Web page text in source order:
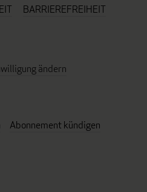
BARRIEREFREIHEIT
ändern
Abonnement kündigen